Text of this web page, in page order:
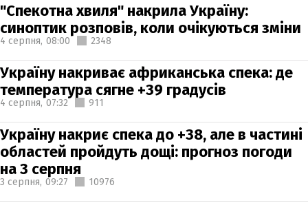
"Спекотна хвиля" накрила Україну:
синоптик розповів, коли очікуються зміни
4 серпня, 08:00 2348
Україну накриває африканська спека: де
температура сягне +39 градусів
4 серпня, 07:32 911
Україну накриє спека до +38, але в частині
областей пройдуть дощі: прогноз погоди
на 3 серпня
3 серпня, 09:27 10976